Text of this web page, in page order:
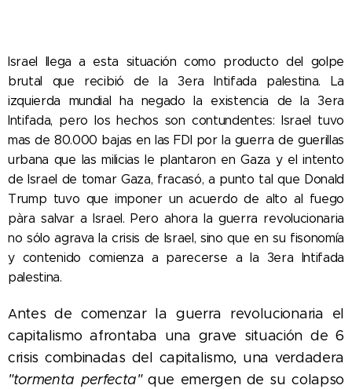
Israel llega a esta situación como producto del golpe
brutal que recibió de la 3era Intifada palestina. La
izquierda mundial ha negado la existencia de la 3era
Intifada, pero los hechos son contundentes: Israel tuvo
mas de 80.000 bajas en las FDI por la guerra de guerillas
urbana que las milicias le plantaron en Gaza y el intento
de Israel de tomar Gaza, fracasó, a punto tal que Donald
Trump tuvo que imponer un acuerdo de alto al fuego
pàra salvar a Israel. Pero ahora la guerra revolucionaria
no sólo agrava la crisis de Israel, sino que en su fisonomía
y contenido comienza a parecerse a la 3era Intifada
palestina.
Antes de comenzar la guerra revolucionaria el
capitalismo afrontaba una grave situación de 6
crisis combinadas del capitalismo, una verdadera
"tormenta perfecta"que emergen de su colapso